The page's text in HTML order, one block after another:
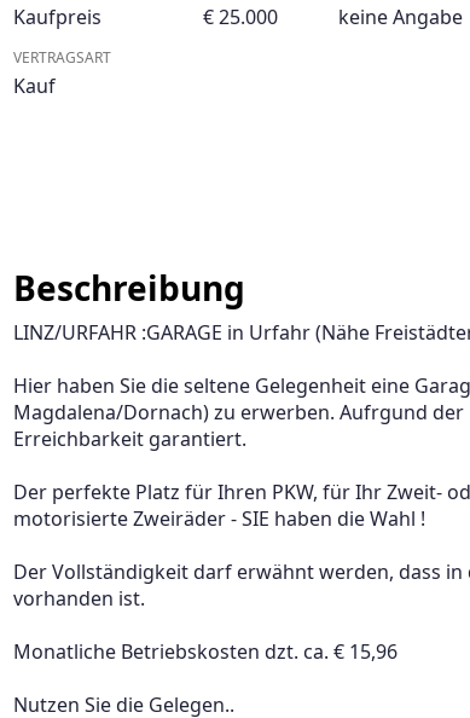
Kaufpreis € 25.000
VERTRAGSART
Kauf
keine Angabe
Beschreibung
LINZ/URFAHR :GARAGE in Urfahr (Nähe
Hier haben Sie die seltene Gelegenheit eine
Magdalena/Dornach) zu erwerben. Aufrgund
Erreichbarkeit garantiert.
Der perfekte Platz für Ihren PKW, für Ihr Zweit-
motorisierte Zweiräder - SIE haben die Wahl !
Der Vollständigkeit darf erwähnt werden, dass
vorhanden ist.
Monatliche Betriebskosten dzt. ca. € 15,96
Nutzen Sie die Gelegen..